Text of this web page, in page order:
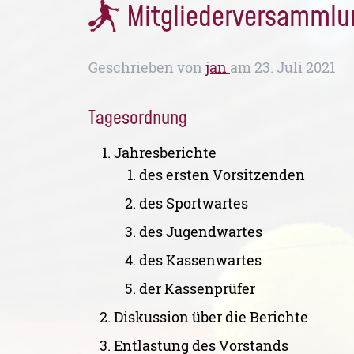
Geschrieben von jan am23. Juli 2021
Tagesordnung
Jahresberichte
des ersten Vorsitzenden
des Sportwartes
des Jugendwartes
des Kassenwartes
der Kassenprüfer
Diskussion über die Berichte
Entlastung des Vorstands